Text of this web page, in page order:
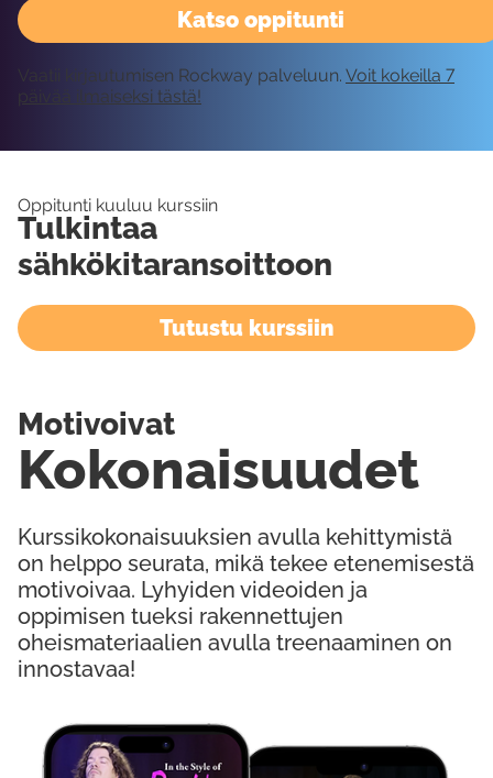
Katso oppitunti
Vaatii kirjautumisen Rockway palveluun. Voit kokeilla 7
päivää ilmaiseksi tästä!
Oppitunti kuuluu kurssiin
Tulkintaa
sähkökitaransoittoon
Tutustu kurssiin
Kurssikokonaisuuksien avulla kehittymistä
on helppo seurata, mikä tekee etenemisestä
motivoivaa. Lyhyiden videoiden ja
oppimisen tueksi rakennettujen
oheismateriaalien avulla treenaaminen on
innostavaa!
Kokonaisuudet
Motivoivat